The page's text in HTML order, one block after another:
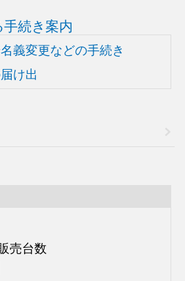
続き案内
名義変更などの手続き
け出
売台数